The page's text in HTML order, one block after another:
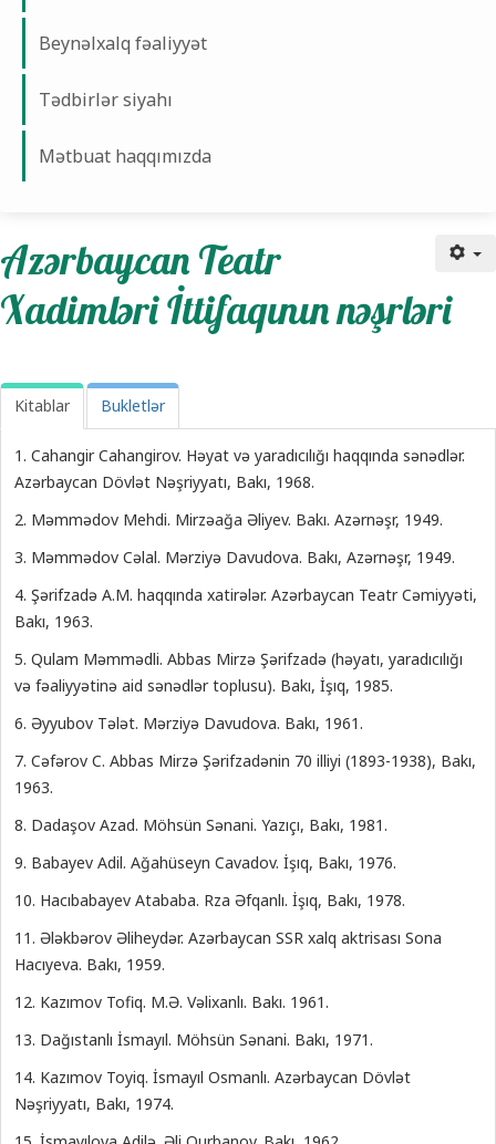
Beynəlxalq fəaliyyət
Tədbirlər siyahı
Mətbuat haqqımızda
Azərbaycan Teatr
Xadimləri İttifaqının nəşrləri
Kitablar Bukletlər
1. Cahangir Cahangirov. Həyat və yaradıcılığı haqqında sənədlər.
Azərbaycan Dövlət Nəşriyyatı, Bakı, 1968.
2. Məmmədov Mehdi. Mirzəağa Əliyev. Bakı. Azərnəşr, 1949.
3. Məmmədov Cəlal. Mərziyə Davudova. Bakı, Azərnəşr, 1949.
4. Şərifzadə A.M. haqqında xatirələr. Azərbaycan Teatr Cəmiyyəti,
Bakı, 1963.
5. Qulam Məmmədli. Abbas Mirzə Şərifzadə (həyatı, yaradıcılığı
və fəaliyyətinə aid sənədlər toplusu). Bakı, İşıq, 1985.
6. Əyyubov Tələt. Mərziyə Davudova. Bakı, 1961.
7. Cəfərov C. Abbas Mirzə Şərifzadənin 70 illiyi (1893-1938), Bakı,
1963.
8. Dadaşov Azad. Möhsün Sənani. Yazıçı, Bakı, 1981.
9. Babayev Adil. Ağahüseyn Cavadov. İşıq, Bakı, 1976.
10. Hacıbabayev Atababa. Rza Əfqanlı. İşıq, Bakı, 1978.
11. Ələkbərov Əliheydər. Azərbaycan SSR xalq aktrisası Sona
Hacıyeva. Bakı, 1959.
12. Kazımov Tofiq. M.Ə. Vəlixanlı. Bakı. 1961.
13. Dağıstanlı İsmayıl. Möhsün Sənani. Bakı, 1971.
14. Kazımov Toyiq. İsmayıl Osmanlı. Azərbaycan Dövlət
Nəşriyyatı, Bakı, 1974.